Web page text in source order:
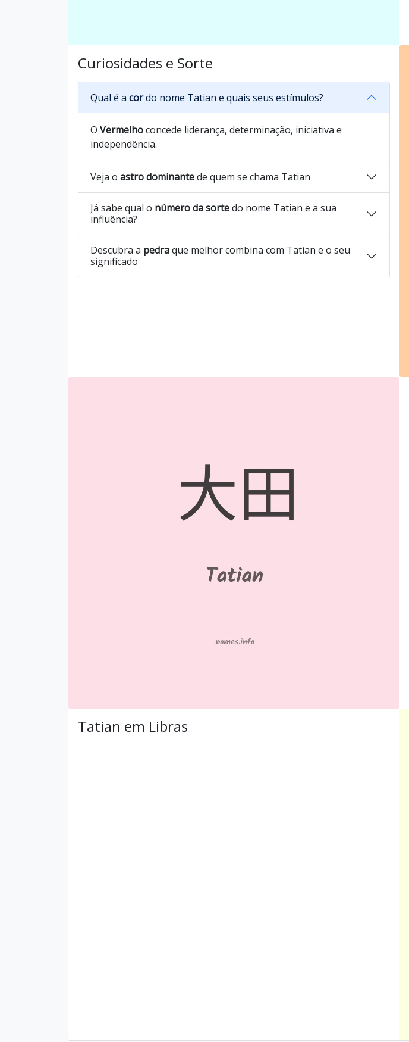
Curiosidades e Sorte
Qual é a cordo nome Tatian e quais seus estímulos?
O Vermelhoconcede liderança, determinação, iniciativa e
independência.
Veja o astro dominantede quem se chama Tatian
Já sabe qual o número da sortedo nome Tatian e a sua
influência?
Descubra a pedraque melhor combina com Tatian e o seu
significado
Tatian em Libras